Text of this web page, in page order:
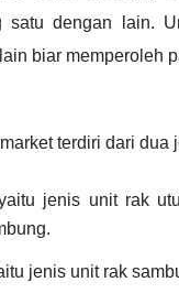
satu dengan lain.
biar memperoleh
terdiri dari dua
jenis unit rak
jenis unit rak